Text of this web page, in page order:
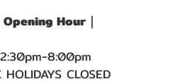
Opening Hour｜
8:00pm
CLOSED